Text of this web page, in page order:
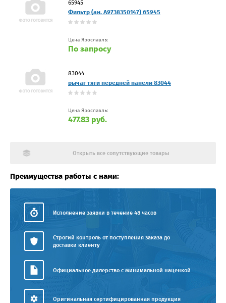
65945
Фильтр (ан. A9738350147) 65945
Цена Ярославль:
По запросу
83044
рычаг тяги передней панели 83044
Цена Ярославль:
477.83 руб.
Открыть все сопутствующие товары
Преимущества работы с нами:
Исполнение заявки в течение 48 часов
Строгий контроль от поступления заказа до
доставки клиенту
Официальное дилерство с минимальной наценкой
Оригинальная сертифицированная продукция